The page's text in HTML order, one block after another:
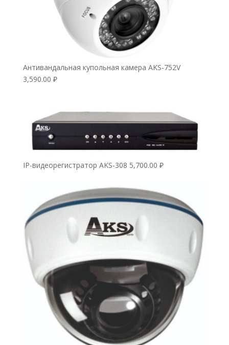
Антивандальная купольная камера AKS-752V
3,590.00 ₽
IP-видеорегистратор AKS-308 5,700.00 ₽